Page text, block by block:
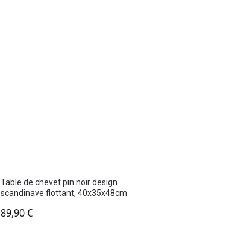
Table de chevet pin noir design
scandinave flottant, 40x35x48cm
89,90€